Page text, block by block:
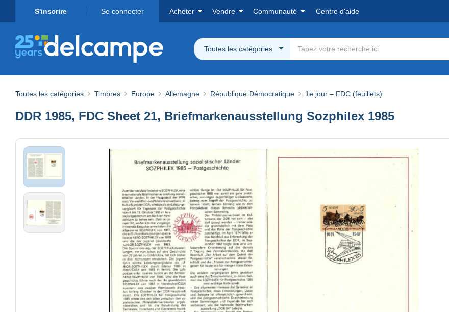
S'inscrire Se connecter Acheter Vendre Communauté Centre d'aide
Toutes les catégories
Toutes les catégories Timbres Europe Allemagne République Démocratique 1e jour – FDC (feuillets)
DDR 1985, FDC Sheet 21, Briefmarkenausstellung Sozphilex 1985